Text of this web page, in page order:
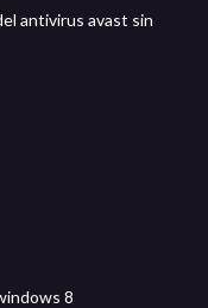
antivirus avast sin
8